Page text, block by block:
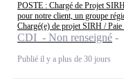
POSTE : Chargé de Projet
pour notre client, un groupe
Chargé(e) de projet SIRH / Paie
CDI - Non renseigné
Publié il y a plus de 30 jours